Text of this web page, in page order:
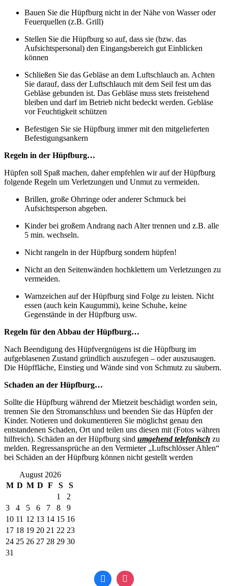
Bauen Sie die Hüpfburg nicht in der Nähe von Wasser oder
Feuerquellen (z.B. Grill)
Stellen Sie die Hüpfburg so auf, dass sie (bzw. das
Aufsichtspersonal) den Eingangsbereich gut Einblicken
können
Schließen Sie das Gebläse an dem Luftschlauch an. Achten
Sie darauf, dass der Luftschlauch mit dem Seil fest um das
Gebläse gebunden ist. Das Gebläse muss stets freistehend
bleiben und darf im Betrieb nicht bedeckt werden. Gebläse
vor Feuchtigkeit schützen
Befestigen Sie sie Hüpfburg immer mit den mitgelieferten
Befestigungsankern
Regeln in der Hüpfburg…
Hüpfen soll Spaß machen, daher empfehlen wir auf der Hüpfburg
folgende Regeln um Verletzungen und Unmut zu vermeiden.
Brillen, große Ohrringe oder anderer Schmuck bei
Aufsichtsperson abgeben.
Kinder bei großem Andrang nach Alter trennen und z.B. alle
5 min. wechseln.
Nicht rangeln in der Hüpfburg sondern hüpfen!
Nicht an den Seitenwänden hochklettern um Verletzungen zu
vermeiden.
Warnzeichen auf der Hüpfburg sind Folge zu leisten. Nicht
essen (auch kein Kaugummi), keine Schuhe, keine
Gegenstände in der Hüpfburg usw.
Regeln für den Abbau der Hüpfburg…
Nach Beendigung des Hüpfvergnügens ist die Hüpfburg im
aufgeblasenen Zustand gründlich auszufegen – oder auszusaugen.
Die Hüpffläche, Einstieg und Wände sind von Schmutz zu säubern.
Schaden an der Hüpfburg…
Sollte die Hüpfburg während der Mietzeit beschädigt worden sein,
trennen Sie den Stromanschluss und beenden Sie das Hüpfen der
Kinder. Notieren und dokumentieren Sie möglichst genau den
entstandenen Schaden, Ort und teilen uns diesen mit (Fotos währen
hilfreich). Schäden an der Hüpfburg sind umgehend telefonisch zu
melden. Regressansprüche an den Vermieter „Luftschlösser Ahlen“
bei Schäden an der Hüpfburg können nicht gestellt werden
August 2026
M D M D F S
S
1
2
3
4 5 6 7 8
9
10 11 12 13 14 15 16
17 18 19 20 21 22 23
24 25 26 27 28 29 30
31